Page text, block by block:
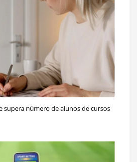
supera número de alunos de cursos